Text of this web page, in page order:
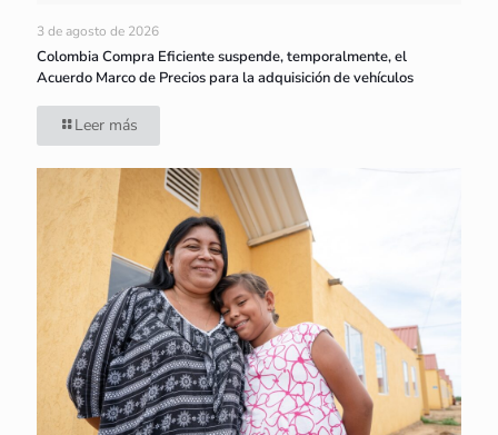
3 de agosto de 2026
Colombia Compra Eficiente suspende, temporalmente, el
Acuerdo Marco de Precios para la adquisición de vehículos
Leer más